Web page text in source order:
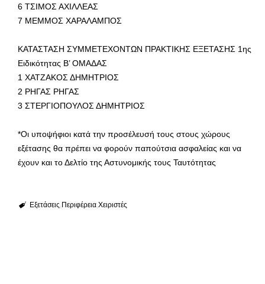
6 ΤΣΙΜΟΣ ΑΧΙΛΛΕΑΣ
7 ΜΕΜΜΟΣ ΧΑΡΑΛΑΜΠΟΣ
ΚΑΤΑΣΤΑΣΗ ΣΥΜΜΕΤΕΧΟΝΤΩΝ ΠΡΑΚΤΙΚΗΣ ΕΞΕΤΑΣΗΣ 1ης
Ειδικότητας Β’ ΟΜΑΔΑΣ
1 ΧΑΤΖΑΚΟΣ ΔΗΜΗΤΡΙΟΣ
2 ΡΗΓΑΣ ΡΗΓΑΣ
3 ΣΤΕΡΓΙΟΠΟΥΛΟΣ ΔΗΜΗΤΡΙΟΣ
*Οι υποψήφιοι κατά την προσέλευσή τους στους χώρους
εξέτασης θα πρέπει να φορούν παπούτσια ασφαλείας και να
έχουν και το Δελτίο της Αστυνομικής τους Ταυτότητας
Εξετάσεις Περιφέρεια Χειριστές